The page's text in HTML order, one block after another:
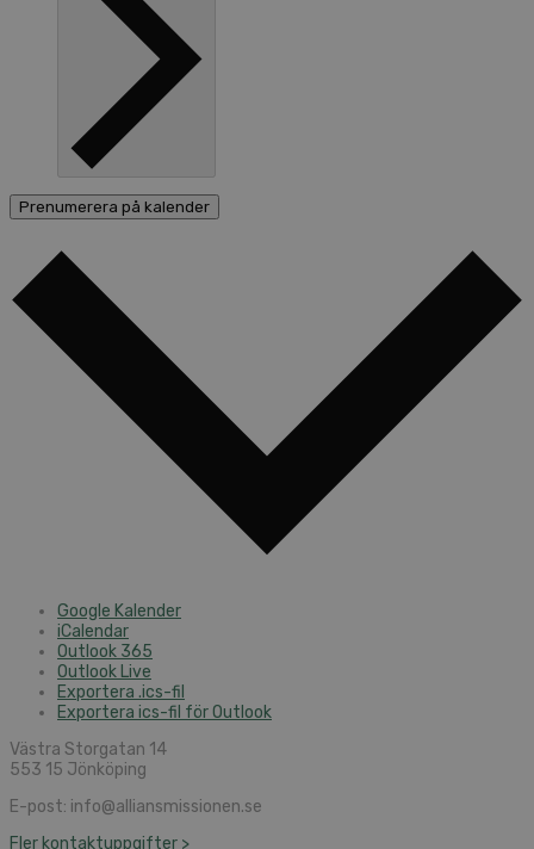
Prenumerera på kalender
Google Kalender
iCalendar
Outlook 365
Outlook Live
Exportera .ics-fil
Exportera ics-fil för Outlook
Västra Storgatan 14
553 15 Jönköping
E-post: info@alliansmissionen.se
Fler kontaktuppgifter >